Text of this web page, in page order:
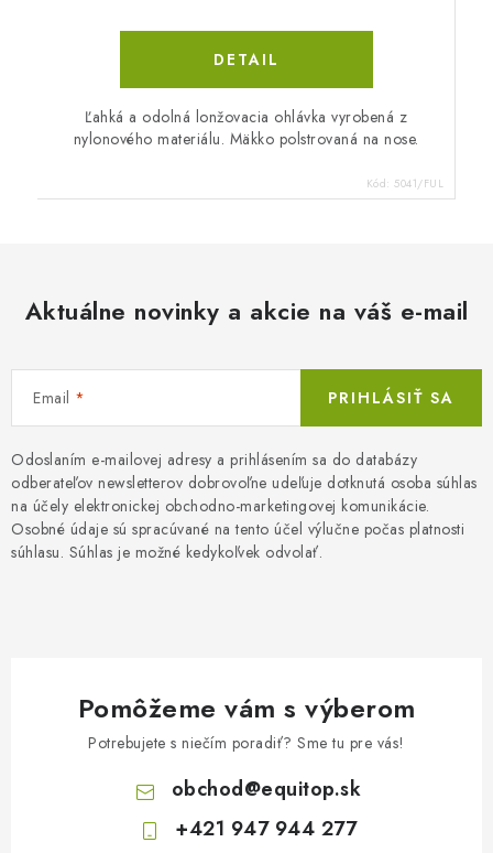
DETAIL
Ľahká a odolná lonžovacia ohlávka vyrobená z
nylonového materiálu. Mäkko polstrovaná na nose.
Kód: 5041/FUL
Aktuálne novinky a akcie na váš e-mail
Email
Odoslaním e-mailovej adresy a prihlásením sa do databázy
odberateľov newsletterov dobrovoľne udeľuje dotknutá osoba súhlas
na účely elektronickej obchodno-marketingovej komunikácie.
Osobné údaje sú spracúvané na tento účel výlučne počas platnosti
súhlasu. Súhlas je možné kedykoľvek odvolať.
PRIHLÁSIŤ SA
Pomôžeme vám s výberom
Potrebujete s niečím poradiť? Sme tu pre vás!
obchod@equitop.sk
+421 947 944 277